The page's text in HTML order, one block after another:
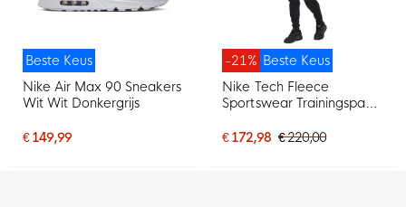
Beste Keus
Nike Air Max 90 Sneakers
Wit Wit Donkergrijs
€ 149,99
Beste Keus
-21%
Nike Tech Fleece
Sportswear Trainingspak
€ 172,98 € 220,00